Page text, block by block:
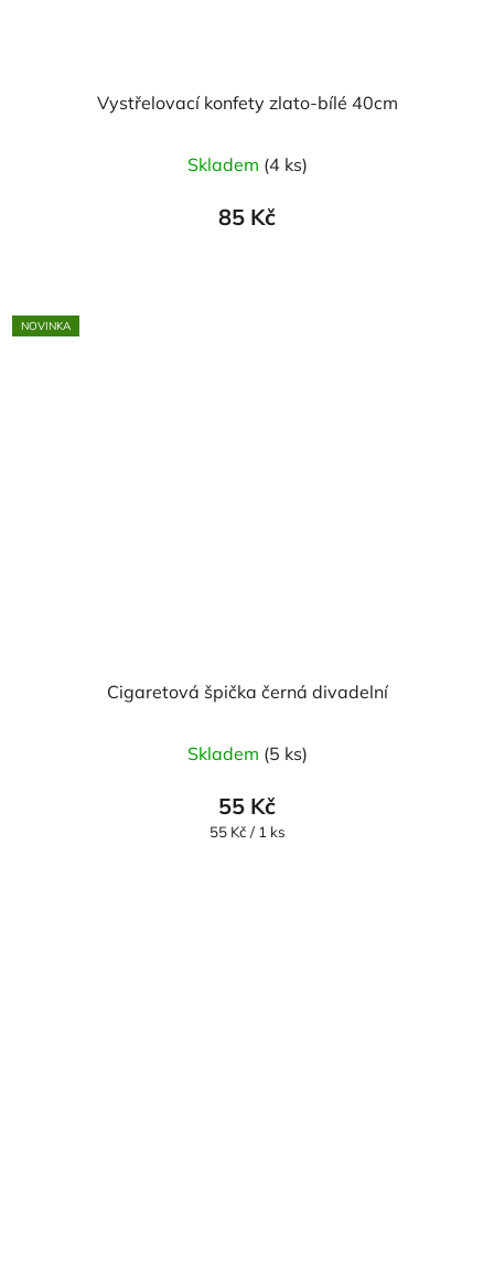
Vystřelovací konfety zlato-bílé 40cm
Skladem (4 ks)
85 Kč
NOVINKA
Cigaretová špička černá divadelní
Skladem (5 ks)
55 Kč
Měrná
55 Kč / 1 ks